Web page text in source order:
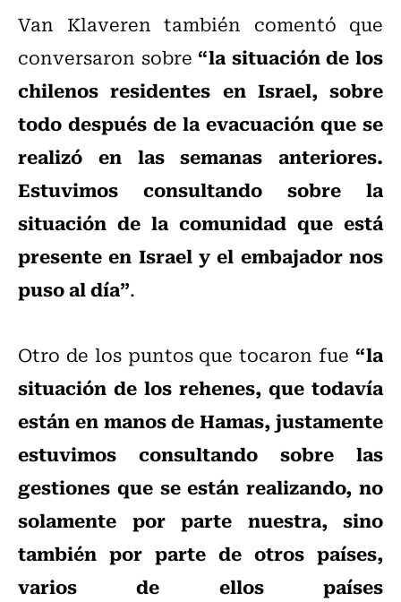
Van Klaveren también comentó que
conversaron sobre“la situación de los
chilenos residentes en Israel, sobre
todo después de la evacuación que se
realizó en las semanas anteriores.
Estuvimos consultando sobre la
situación de la comunidad que está
presente en Israel y el embajador nos
puso al día”.
Otro de los puntos que tocaron fue “la
situación de los rehenes, que todavía
están en manos de Hamas, justamente
estuvimos consultando sobre las
gestiones que se están realizando, no
solamente por parte nuestra, sino
también por parte de otros países,
varios de ellos países